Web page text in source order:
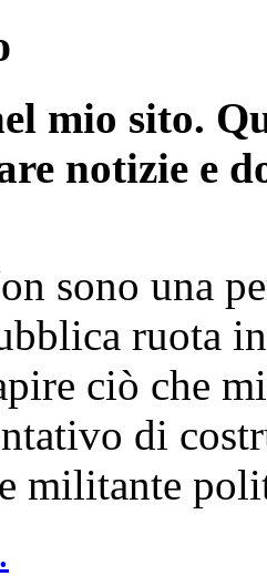
mio sito.
notizie e
sono una
ruota
ciò che
di
militante